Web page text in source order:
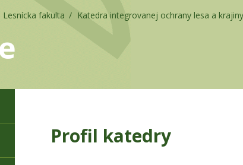
Lesnícka fakulta Katedra integrovanej ochrany lesa a krajiny
Profil katedry